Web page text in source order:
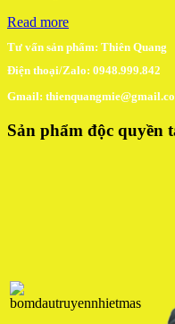
Read more
Tư vấn sản phẩm: Thiên Quang
Điện thoại/Zalo: 0948.999.842
Gmail:
Sản phẩm độc quyền